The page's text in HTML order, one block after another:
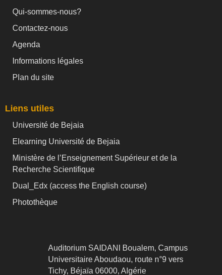
Qui-sommes-nous?
Contactez-nous
Agenda
Informations légales
Plan du site
Liens utiles
Université de Bejaia
Elearning Université de Bejaia
Ministère de l’Enseignement Supérieur et de la
Recherche Scientifique
Dual_Edx (access the English course)
Photothèque
Auditorium SAIDANI Boualem, Campus
Universitaire Aboudaou, route n°9 vers
Tichy, Béjaïa 06000, Algérie